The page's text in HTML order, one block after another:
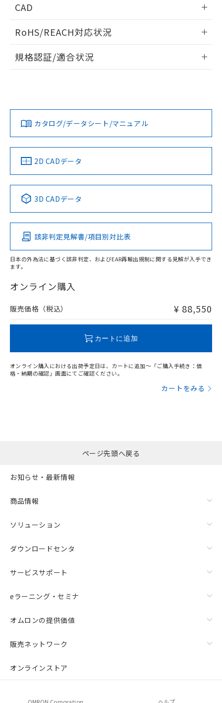
CAD
ドすることができます。
ログイン/会員登録
ダウンロードデータをご利用いただく前に、以下を必ずお読
みください。
ソフトウェアの使用条件
RoHS/REACH対応状況
EU RoHS 注意事項・凡例
対応済み
中国 RoHS 注意事項・凡例
Pb Hg Cd Cr(VI)
O
在庫等で未対応品が混在する可能性があります。
問い合わせください。
規格認証/適合状況
LR型式承認
（イギリス
船舶規格）
DNV型式承認
（ノルウェー
BV型式承認
（フランス
KR型式
（韓国
No No No No
この製品の規格認証/適合状況ページへ
その他の認証はこちらのページからご検索ください
カタログ/データシート/マニュアル
2D CADデータ
3D CADデータ
該非判定見解書/項目別対比表
日本の外為法に基づく該非判定、およびEAR再輸出規制に関する見解が入手でき
ます。
オンライン購入
販売価格（税込） ¥ 88,550
カートに追加
オンライン購入における出荷予定日は、カートに追加～「ご購入手続き：価
格・納期の確認」画面にてご確認ください。
カートをみる
ページ先頭へ戻る
お知らせ・最新情報
商品情報
ソリューション
ダウンロードセンタ
サービスサポート
eラーニング・セミナ
オムロンの提供価値
販売ネットワーク
オンラインストア